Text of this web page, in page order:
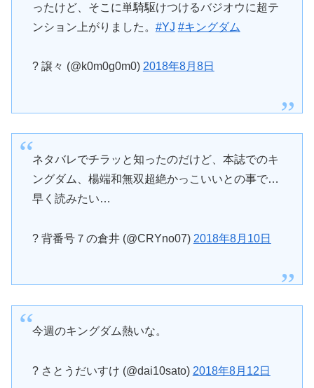
ったけど、そこに単騎駆けつけるバジオウに超テ
ンション上がりました。 #YJ #キングダム
? 譲々 (@k0m0g0m0) 2018年8月8日
ネタバレでチラッと知ったのだけど、本誌でのキ
ングダム、楊端和無双超絶かっこいいとの事で…
早く読みたい…
? 背番号７の倉井 (@CRYno07) 2018年8月10日
今週のキングダム熱いな。
? さとうだいすけ (@dai10sato) 2018年8月12日